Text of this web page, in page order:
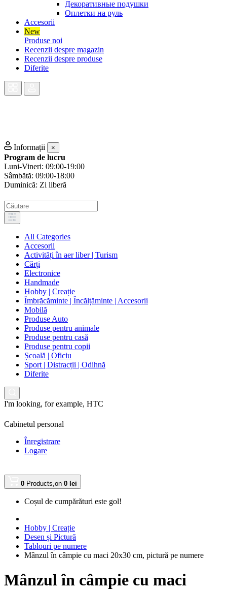
Декоративные подушки
Оплетки на руль
Accesorii
New
Produse noi
Recenzii despre magazin
Recenzii despre produse
Diferite
Informații ×
Program de lucru
Luni-Vineri: 09:00-19:00
Sâmbătă: 09:00-18:00
Duminică: Zi liberă
All Categories
Accesorii
Activități în aer liber | Turism
Cărți
Electronice
Handmade
Hobby | Creație
Îmbrăcăminte | Încălțăminte | Accesorii
Mobilă
Produse Auto
Produse pentru animale
Produse pentru casă
Produse pentru copii
Școală | Oficiu
Sport | Distracții | Odihnă
Diferite
I'm looking, for example, HTC
Cabinetul personal
Înregistrare
Logare
0 Products,on 0 lei
Coșul de cumpărături este gol!
Hobby | Creație
Desen și Pictură
Tablouri pe numere
Mânzul în câmpie cu maci 20х30 cm, pictură pe numere
Mânzul în câmpie cu maci